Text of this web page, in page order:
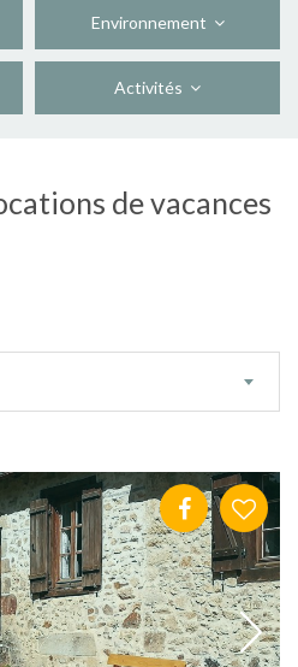
Environnement
Activités
de vacances